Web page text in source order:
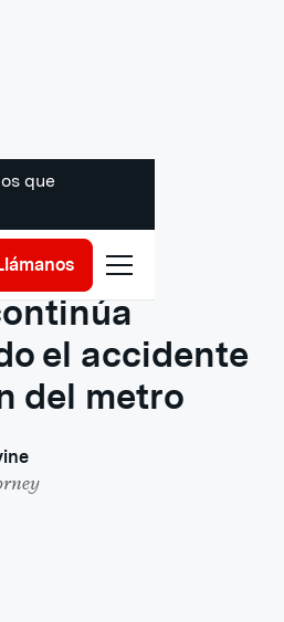
que
legales
el accidente
del metro